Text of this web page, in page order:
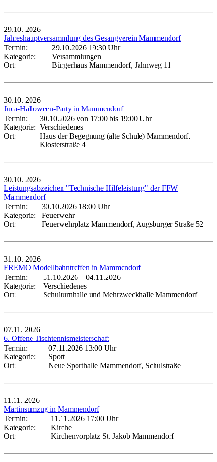
29.10. 2026
Jahreshauptversammlung des Gesangverein Mammendorf
Termin:
29.10.2026 19:30 Uhr
Kategorie:
Versammlungen
Ort:
Bürgerhaus Mammendorf, Jahnweg 11
30.10. 2026
Juca-Halloween-Party in Mammendorf
Termin:
30.10.2026 von 17:00 bis 19:00 Uhr
Kategorie: Verschiedenes
Ort:
Haus der Begegnung (alte Schule) Mammendorf,
Klosterstraße 4
30.10. 2026
Leistungsabzeichen "Technische Hilfeleistung" der FFW
Mammendorf
Termin:
30.10.2026 18:00 Uhr
Kategorie:
Feuerwehr
Ort:
Feuerwehrplatz Mammendorf, Augsburger Straße 52
31.10. 2026
FREMO Modellbahntreffen in Mammendorf
Termin:
31.10.2026 – 04.11.2026
Kategorie:
Verschiedenes
Ort:
Schulturnhalle und Mehrzweckhalle Mammendorf
07.11. 2026
6. Offene Tischtennismeisterschaft
Termin:
07.11.2026 13:00 Uhr
Kategorie:
Sport
Ort:
Neue Sporthalle Mammendorf, Schulstraße
11.11. 2026
Martinsumzug in Mammendorf
Termin:
11.11.2026 17:00 Uhr
Kategorie:
Kirche
Ort:
Kirchenvorplatz St. Jakob Mammendorf